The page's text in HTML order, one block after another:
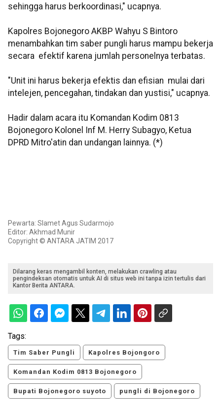
sehingga harus berkoordinasi," ucapnya.
Kapolres Bojonegoro AKBP Wahyu S Bintoro
menambahkan tim saber pungli harus mampu bekerja
secara efektif karena jumlah personelnya terbatas.
"Unit ini harus bekerja efektis dan efisian mulai dari
intelejen, pencegahan, tindakan dan yustisi," ucapnya.
Hadir dalam acara itu Komandan Kodim 0813
Bojonegoro Kolonel Inf M. Herry Subagyo, Ketua
DPRD Mitro'atin dan undangan lainnya. (*)
Pewarta: Slamet Agus Sudarmojo
Editor: Akhmad Munir
Copyright © ANTARA JATIM 2017
Dilarang keras mengambil konten, melakukan crawling atau
pengindeksan otomatis untuk AI di situs web ini tanpa izin tertulis dari
Kantor Berita ANTARA.
Tags:
Tim Saber Pungli Kapolres Bojongoro
Komandan Kodim 0813 Bojonegoro
Bupati Bojonegoro suyoto pungli di Bojonegoro